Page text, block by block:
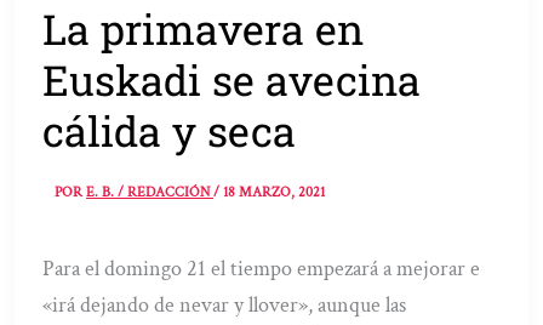
La primavera en
Euskadi se avecina
cálida y seca
PORE. B. / REDACCIÓN/18 MARZO, 2021
Para el domingo 21 el tiempo empezará a mejorar e
«irá dejando de nevar y llover», aunque las